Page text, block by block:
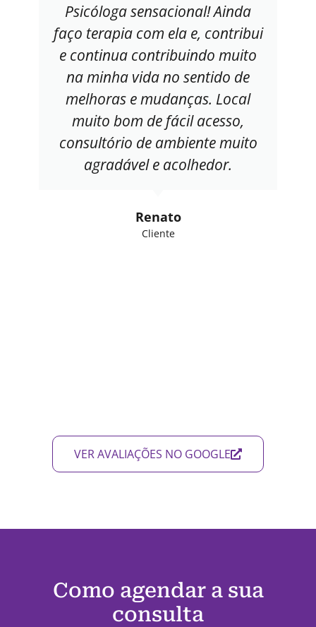
Psicóloga sensacional! Ainda
faço terapia com ela e, contribui
e continua contribuindo muito
na minha vida no sentido de
melhoras e mudanças. Local
muito bom de fácil acesso,
consultório de ambiente muito
agradável e acolhedor.
Renato
Cliente
VER AVALIAÇÕES NO GOOGLE
Como agendar a sua
consulta